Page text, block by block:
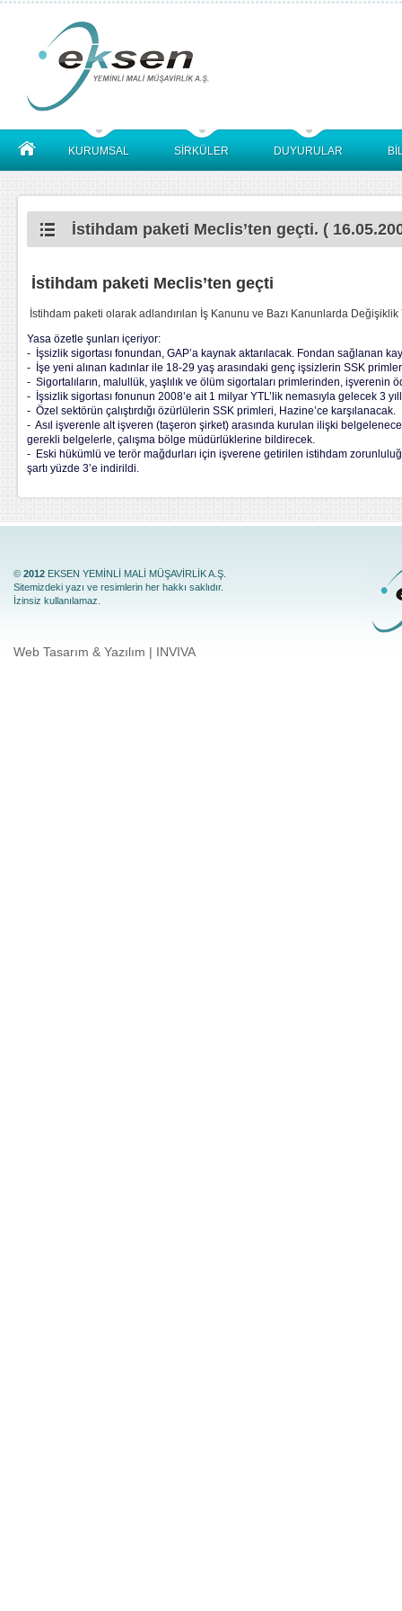
KURUMSAL SİRKÜLER DUYURULAR
İstihdam paketi Meclis’ten geçti. (
İstihdam paketi Meclis’ten geçti
İstihdam paketi olarak adlandırılan İş Kanunu ve Bazı Kanunlarda
Yasa özetle şunları içeriyor:
- İşsizlik sigortası fonundan, GAP’a kaynak aktarılacak. Fondan sağlanan
- İşe yeni alınan kadınlar ile 18-29 yaş arasındaki genç işsizlerin SSK
- Sigortalıların, malullük, yaşlılık ve ölüm sigortaları primlerinden, işverenin
- İşsizlik sigortası fonunun 2008’e ait 1 milyar YTL’lik nemasıyla gelecek 3
- Özel sektörün çalıştırdığı özürlülerin SSK primleri, Hazine’ce karşılanacak.
- Asıl işverenle alt işveren (taşeron şirket) arasında kurulan ilişki
gerekli belgelerle, çalışma bölge müdürlüklerine bildirecek.
- Eski hükümlü ve terör mağdurları için işverene getirilen istihdam
şartı yüzde 3’e indirildi.
© 2012 EKSEN YEMİNLİ MALİ MÜŞAVİRLİK A.Ş.
Sitemizdeki yazı ve resimlerin her hakkı saklıdır.
İzinsiz kullanılamaz.
Web Tasarım & Yazılım | INVIVA